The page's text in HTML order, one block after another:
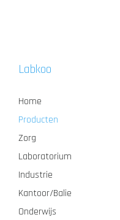
Labkoo
Home
Producten
Zorg
Laboratorium
Industrie
Kantoor/Balie
Onderwijs